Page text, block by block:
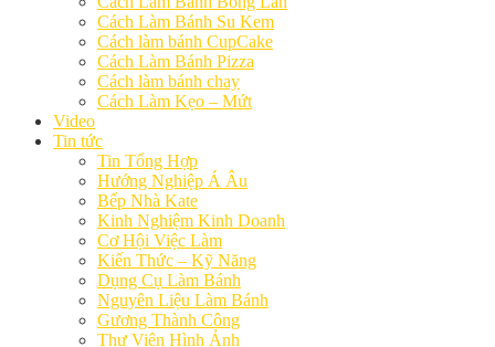
Cách Làm Bánh Su Kem
Cách làm bánh CupCake
Cách Làm Bánh Pizza
Cách làm bánh chay
Cách Làm Kẹo – Mứt
Video
Tin tức
Tin Tổng Hợp
Hướng Nghiệp Á Âu
Bếp Nhà Kate
Kinh Nghiệm Kinh Doanh
Cơ Hội Việc Làm
Kiến Thức – Kỹ Năng
Dụng Cụ Làm Bánh
Nguyên Liệu Làm Bánh
Gương Thành Công
Thư Viện Hình Ảnh